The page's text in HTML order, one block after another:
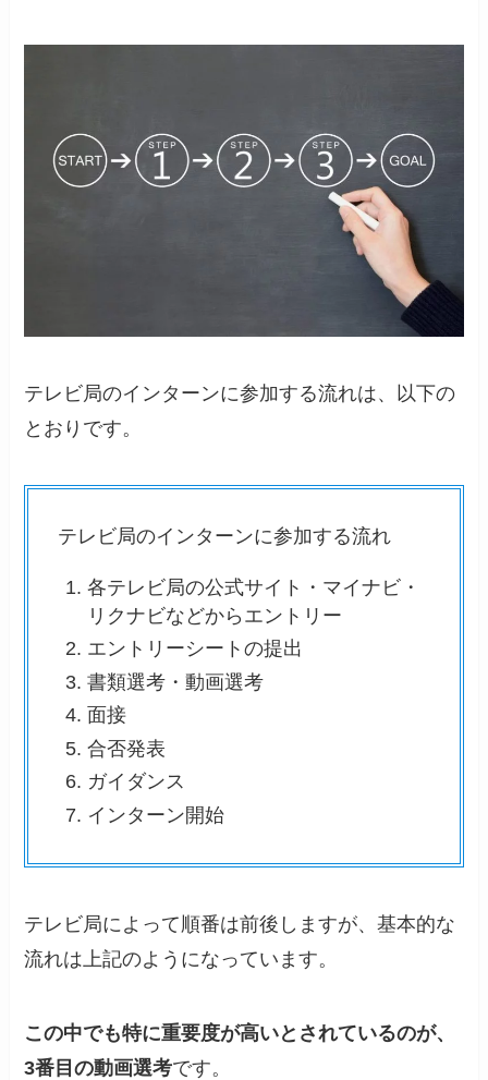
テレビ局のインターンに参加する流れは、以下の
とおりです。
テレビ局のインターンに参加する流れ
各テレビ局の公式サイト・マイナビ・
リクナビなどからエントリー
エントリーシートの提出
書類選考・動画選考
面接
合否発表
ガイダンス
インターン開始
テレビ局によって順番は前後しますが、基本的な
流れは上記のようになっています。
この中でも特に重要度が高いとされているのが、
3番目の動画選考です。